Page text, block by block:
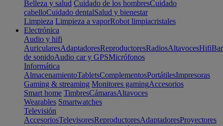
Belleza y salud Cuidado de los hombresCuidado
cabelloCuidado dentalSalud y bienestar
Limpieza Limpieza a vaporRobot limpiacristales
Electrónica
Audio y hifi
AuricularesAdaptadoresReproductoresRadiosAltavocesHifi
de sonidoAudio car y GPSMicrófonos
Informática
AlmacenamientoTabletsComplementosPortátilesImpresoras
Gaming & streaming Monitores gamingAccesorios
Smart home TimbresCámarasAltavoces
Wearables Smartwatches
Televisión
AccesoriosTelevisoresReproductoresAdaptadoresProyectores